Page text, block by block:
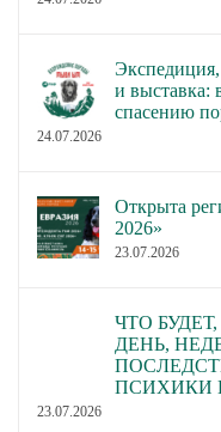
и выставка:
спасению
24.07.2026
Открыта
2026»
23.07.2026
ЧТО
ДЕНЬ,
ПСИХИКИ
23.07.2026